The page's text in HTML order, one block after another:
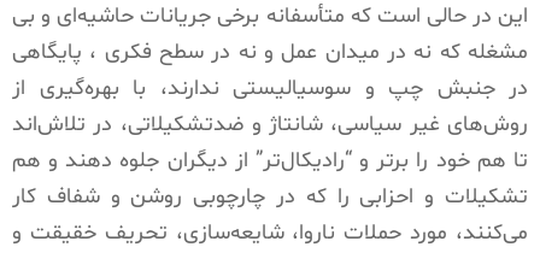
این در حالی است که متأسفانه برخی جریانات حاشیه‌ای و بی
مشغله که نه در میدان عمل و نه در سطح فکری ، پایگاهی
در جنبش چپ و سوسیالیستی ندارند، با بهره‌گیری از
روش‌های غیر سیاسی، شانتاژ و ضدتشکیلاتی، در تلاش‌اند
تا هم خود را برتر و “رادیکال‌تر” از دیگران جلوه دهند و هم
تشکیلات و احزابی را که در چارچوبی روشن و شفاف کار
می‌کنند، مورد حملات ناروا، شایعه‌سازی، تحریف خقیقت و